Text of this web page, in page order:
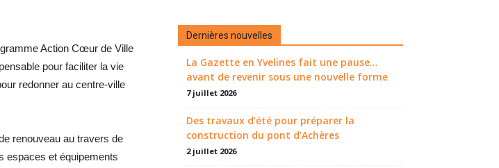
Action Cœur de Ville
pour faciliter la vie
redonner au centre-ville
renouveau au travers de
espaces et équipements
Dernières nouvelles
La Gazette en Yvelines fait une pause...
avant de revenir sous une nouvelle forme
7 juillet 2026
Des travaux d’été pour préparer la
construction du pont d’Achères
2 juillet 2026